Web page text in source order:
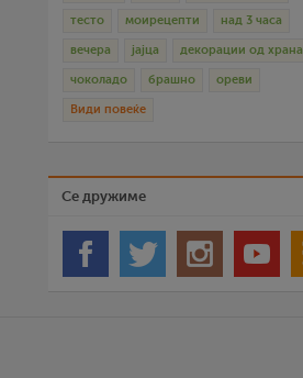
тесто моирецепти над 3 часа
вечера јајца декорации од храна
чоколадо брашно ореви
Види повеќе
Се дружиме